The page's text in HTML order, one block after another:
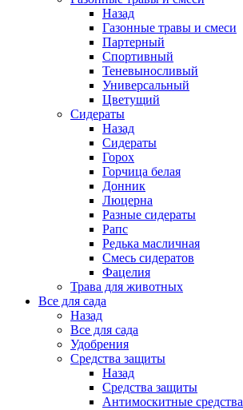
Назад
Газонные травы и смеси
Партерный
Спортивный
Теневыносливый
Универсальный
Цветущий
Сидераты
Назад
Сидераты
Горох
Горчица белая
Донник
Люцерна
Разные сидераты
Рапс
Редька масличная
Смесь сидератов
Фацелия
Трава для животных
Все для сада
Назад
Все для сада
Удобрения
Средства защиты
Назад
Средства защиты
Антимоскитные средства